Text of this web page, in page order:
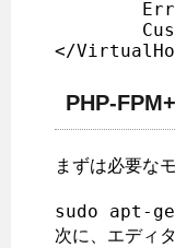
</
PHP-
まずは必要な
sudo apt-
次に、エディ